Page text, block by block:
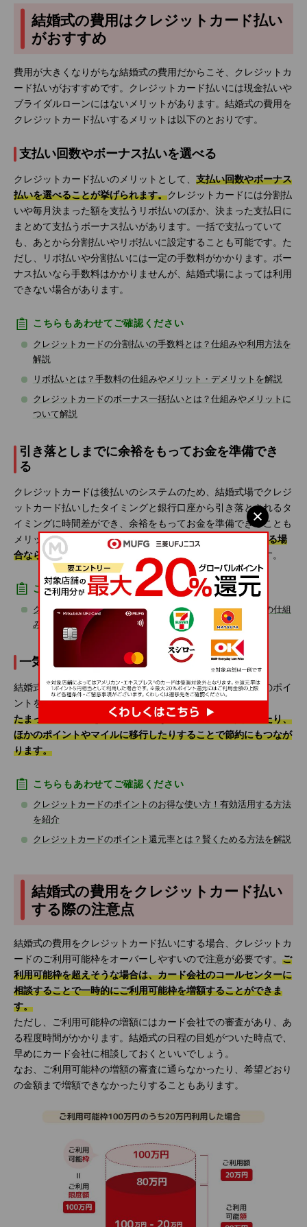
結婚式の費用はクレジットカード払い
がおすすめ
費用が大きくなりがちな結婚式の費用だからこそ、クレジットカ
ード払いがおすすめです。クレジットカード払いには現金払いや
ブライダルローンにはないメリットがあります。結婚式の費用を
クレジットカード払いするメリットは以下のとおりです。
支払い回数やボーナス払いを選べる
クレジットカード払いのメリットとして、 支払い回数やボーナス
払いを選べることが挙げられます。クレジットカードには分割払
いや毎月決まった額を支払うリボ払いのほか、決まった支払日に
まとめて支払うボーナス払いがあります。一括で支払っていて
も、あとから分割払いやリボ払いに設定することも可能です。た
だし、リボ払いや分割払いには一定の手数料がかかります。ボー
ナス払いなら手数料はかかりませんが、結婚式場によっては利用
できない場合があります。
こちらもあわせてご確認ください
クレジットカードの分割払いの手数料とは？仕組みや利用方法を
解説
リボ払いとは？手数料の仕組みやメリット・デメリットを解説
クレジットカードのボーナス一括払いとは？仕組みやメリットに
ついて解説
引き落としまでに余裕をもってお金を準備でき
る
クレジットカードは後払いのシステムのため、結婚式場でクレジ
ットカード払いしたタイミングと銀行口座から引き落とされるタ
イミングに時間差ができ、余裕をもってお金を準備できることも
メリットの1つです。
結婚式後にご利用金額が引き落とされる場
合なら、いただいたご祝儀を支払いにあてることが可能
です。
こちらもあわせてご確認ください
クレジットカードの引き落とし日はいつ？締め日と支払日の仕組
み
一気にポイントをためられる
結婚式の費用は高額になりやすいため、クレジットカードのポイ
ントを一気にためられるチャンスです。
たまったポイントを新生活に必要な家電や日用品に交換したり、
ほかのポイントやマイルに移行したりすることで節約にもつなが
ります。
こちらもあわせてご確認ください
クレジットカードのポイントのお得な使い方！有効活用する方法
を紹介
クレジットカードのポイント還元率とは？賢くためる方法を解説
結婚式の費用をクレジットカード払い
する際の注意点
結婚式の費用をクレジットカード払いにする場合、クレジットカ
ードのご利用可能枠をオーバーしやすいので注意が必要です。 ご
利用可能枠を超えそうな場合は、カード会社のコールセンターに
相談することで一時的にご利用可能枠を増額することができま
す。
ただし、ご利用可能枠の増額にはカード会社での審査があり、あ
る程度時間がかかります。結婚式の日程の目処がついた時点で、
早めにカード会社に相談しておくといいでしょう。
なお、ご利用可能枠の増額の審査に通らなかったり、希望どおり
の金額まで増額できなかったりすることもあります。